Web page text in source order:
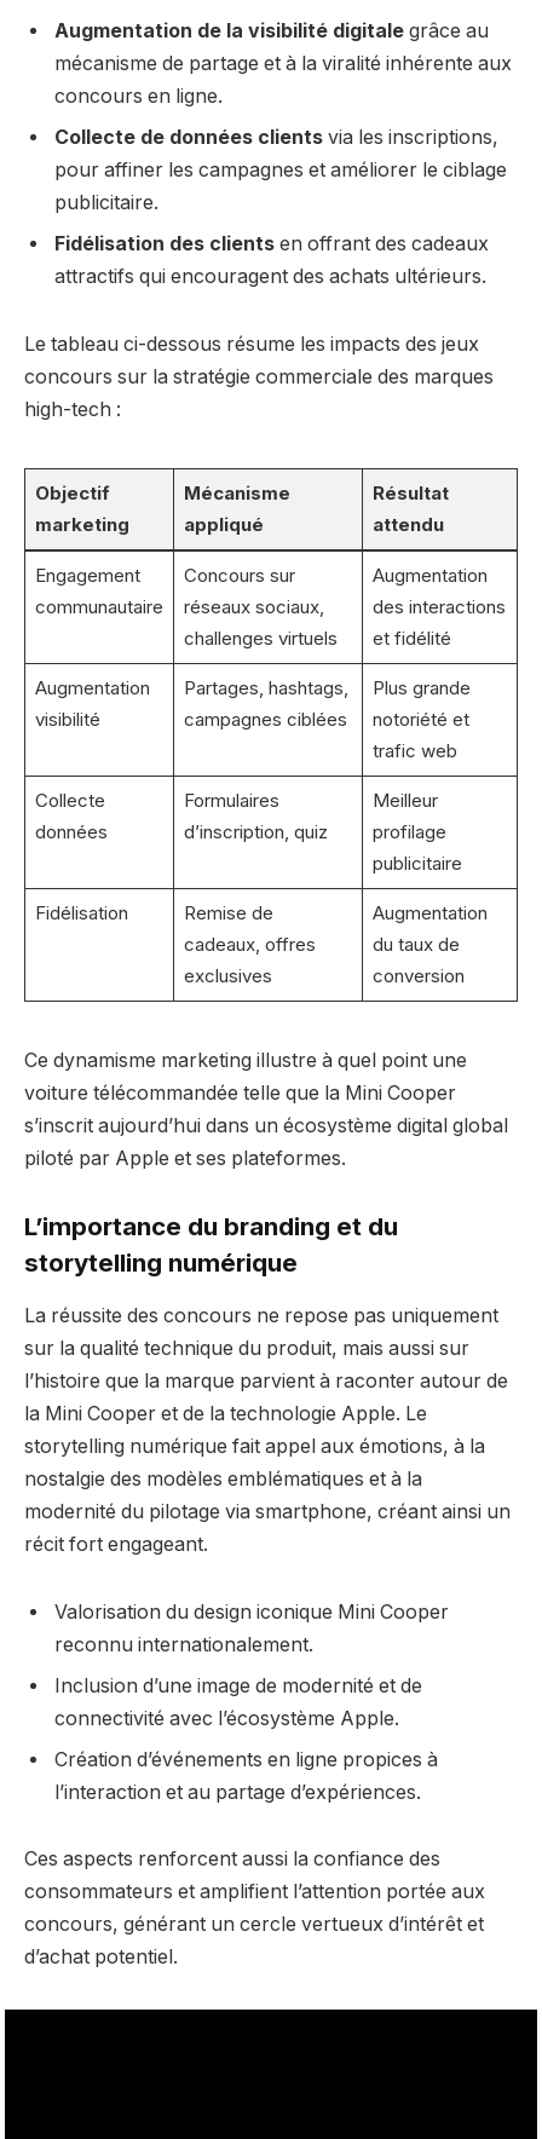
Augmentation de la visibilité digitale grâce au
mécanisme de partage et à la viralité inhérente aux
concours en ligne.
Collecte de données clients via les inscriptions,
pour affiner les campagnes et améliorer le ciblage
publicitaire.
Fidélisation des clients en offrant des cadeaux
attractifs qui encouragent des achats ultérieurs.
Le tableau ci-dessous résume les impacts des jeux
concours sur la stratégie commerciale des marques
high-tech :
Objectif
marketing
Mécanisme
appliqué
Résultat
attendu
Engagement
communautaire
Concours sur
réseaux sociaux,
challenges virtuels
Augmentation
des interactions
et fidélité
Augmentation
visibilité
Partages, hashtags,
campagnes ciblées
Plus grande
notoriété et
trafic web
Collecte
données
Formulaires
d’inscription, quiz
Meilleur
profilage
publicitaire
Fidélisation
Remise de
cadeaux, offres
exclusives
Augmentation
du taux de
conversion
Ce dynamisme marketing illustre à quel point une
voiture télécommandée telle que la Mini Cooper
s’inscrit aujourd’hui dans un écosystème digital global
piloté par Apple et ses plateformes.
L’importance du branding et du
storytelling numérique
La réussite des concours ne repose pas uniquement
sur la qualité technique du produit, mais aussi sur
l’histoire que la marque parvient à raconter autour de
la Mini Cooper et de la technologie Apple. Le
storytelling numérique fait appel aux émotions, à la
nostalgie des modèles emblématiques et à la
modernité du pilotage via smartphone, créant ainsi un
récit fort engageant.
Valorisation du design iconique Mini Cooper
reconnu internationalement.
Inclusion d’une image de modernité et de
connectivité avec l’écosystème Apple.
Création d’événements en ligne propices à
l’interaction et au partage d’expériences.
Ces aspects renforcent aussi la confiance des
consommateurs et amplifient l’attention portée aux
concours, générant un cercle vertueux d’intérêt et
d’achat potentiel.